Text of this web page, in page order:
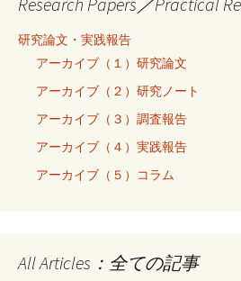
研究論文・実践報告
アーカイブ（１）研究論文
アーカイブ（２）研究ノート
アーカイブ（３）調査報告
アーカイブ（４）実践報告
アーカイブ（５）コラム
All Articles：全ての記事